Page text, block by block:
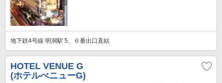
地下鉄4号線 明洞駅 5、６番出口直結
HOTEL VENUE G
(ホテルべニューG)